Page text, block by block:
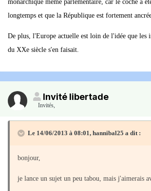
monarchique même parlementaire, car le coche a
longtemps et que la République est fortement
De plus, l'Europe actuelle est loin de l'idée que les
du XXe siècle s'en faisait.
Invité libertade
Invités,
Le 14/06/2013 à 08:01, hannibal25 a dit :
bonjour,
je lance un sujet un peu tabou, mais j'aimerais